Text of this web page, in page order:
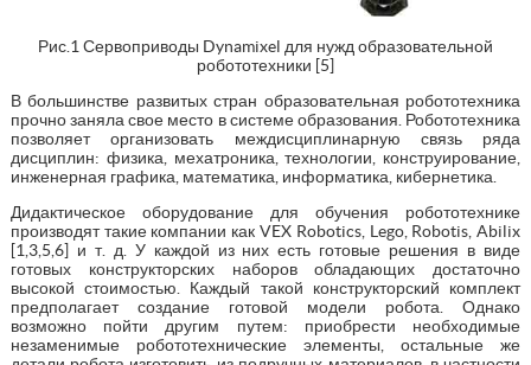
Рис.1 Сервоприводы Dynamixel для нужд образовательной
робототехники [5]
В большинстве развитых стран образовательная робототехника
прочно заняла свое место в системе образования. Робототехника
позволяет организовать междисциплинарную связь ряда
дисциплин: физика, мехатроника, технологии, конструирование,
инженерная графика, математика, информатика, кибернетика.
Дидактическое оборудование для обучения робототехнике
производят такие компании как VEX Robotics, Lego, Robotis, Abilix
[1,3,5,6] и т. д. У каждой из них есть готовые решения в виде
готовых конструкторских наборов обладающих достаточно
высокой стоимостью. Каждый такой конструкторский комплект
предполагает создание готовой модели робота. Однако
возможно пойти другим путем: приобрести необходимые
незаменимые робототехнические элементы, остальные же